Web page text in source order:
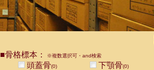
■骨格標本： ※複数選択可・and検索
頭蓋骨(0) 下顎骨(0)